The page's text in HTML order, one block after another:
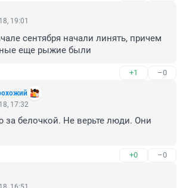
19:01
сентября начали линять, причем
еще рыжие были
+1 –0
17:32
белочкой. Не верьте люди. Они
+0 –0